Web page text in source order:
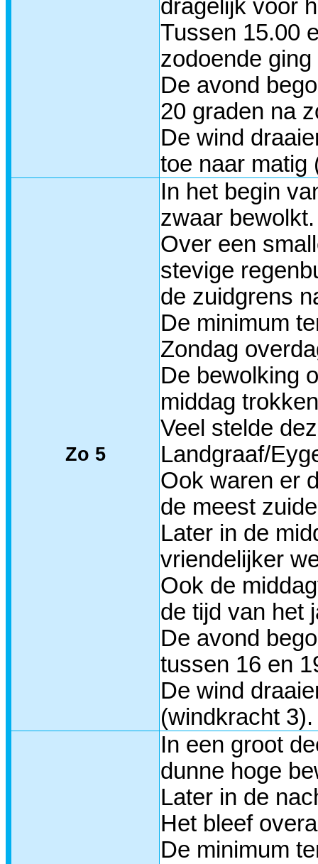
dragelijk voor
Tussen 15.00
zodoende
De avond
20 graden na
De wind
toe naar matig
Zo 5
In het begin
zwaar bewolkt.
Over een
stevige
de zuidgrens
De minimum
Zondag
De bewolking
middag
Veel stelde
Landgraaf/
Ook waren er
de meest
Later in de
vriendelijker
Ook de
de tijd van het
De avond
tussen 16 en
De wind
(windkracht 3).
In een groot
dunne hoge
Later in de
Het bleef
De minimum